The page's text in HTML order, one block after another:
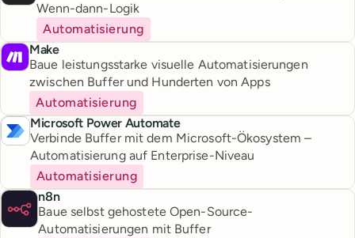
Wenn-dann-Logik
Automatisierung
Make
Baue leistungsstarke visuelle Automatisierungen
zwischen Buffer und Hunderten von Apps
Automatisierung
Microsoft Power Automate
Verbinde Buffer mit dem Microsoft-Ökosystem –
Automatisierung auf Enterprise-Niveau
Automatisierung
n8n
Baue selbst gehostete Open-Source-
Automatisierungen mit Buffer